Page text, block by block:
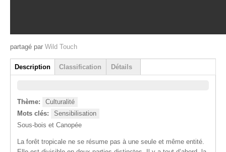
partagé par Wild Touch
Group
Description
(onglet actif)
Classification Détails
Thème:
Culturalité
Mots clés:
Sensibilisation
Sous-bois et Canopée
La forêt tropicale ne se résume pas à une seule et même entité.